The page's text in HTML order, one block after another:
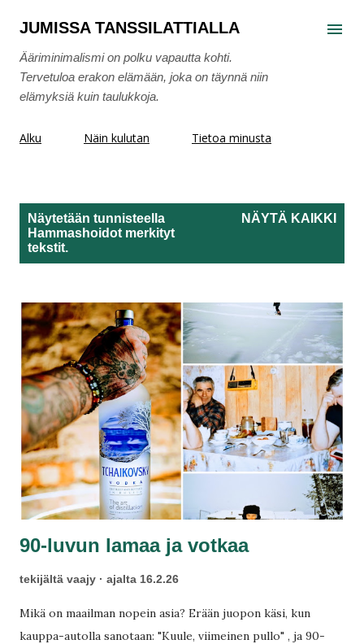
Siirry pääsisältöön
JUMISSA TANSSILATTIALLA
Ääriminimalismi on polku vapautta kohti.
Tervetuloa erakon elämään, joka on täynnä niin
elämyksiä kuin taulukkoja.
Alku Näin kulutan Tietoa minusta
Näytetään tunnisteella
Hammashoidot merkityt
tekstit.
NÄYTÄ KAIKKI
90-luvun lamaa ja votkaa
tekijältä vaajy ajalta 16.2.26
Mikä on maailman nopein asia? Erään juopon käsi, kun
kauppa-autolla sanotaan: "Kuule, viimeinen pullo" , ja 90-